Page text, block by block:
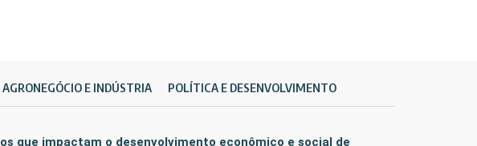
AGRONEGÓCIO E INDÚSTRIA POLÍTICA E DESENVOLVIMENTO
que impactam o desenvolvimento econômico e social de